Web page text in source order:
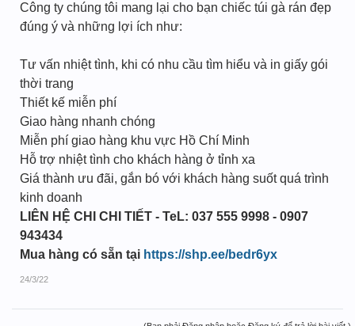
Công ty chúng tôi mang lại cho bạn chiếc túi gà rán đẹp
đúng ý và những lợi ích như:
Tư vấn nhiệt tình, khi có nhu cầu tìm hiểu và in giấy gói
thời trang
Thiết kế miễn phí
Giao hàng nhanh chóng
Miễn phí giao hàng khu vực Hồ Chí Minh
Hỗ trợ nhiệt tình cho khách hàng ở tỉnh xa
Giá thành ưu đãi, gắn bó với khách hàng suốt quá trình
kinh doanh
LIÊN HỆ CHI CHI TIẾT - TeL: 037 555 9998 - 0907
943434
Mua hàng có sẵn tại https://shp.ee/bedr6yx
24/3/22